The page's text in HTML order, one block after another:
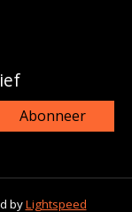
Abonneer
byLightspeed